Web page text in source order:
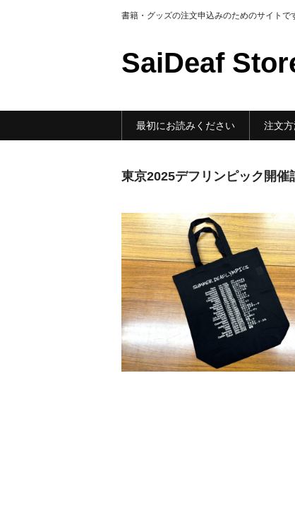
書籍・グッズの注文申込みのためのサイトで
SaiDeaf
最初にお読みください 注文
東京2025デフリンピック開催